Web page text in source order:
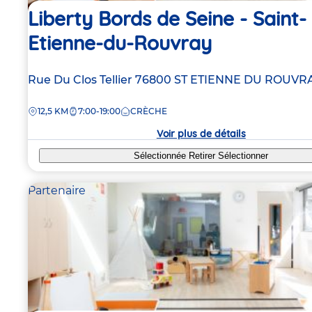
Liberty Bords de Seine - Saint-
Etienne-du-Rouvray
Adresse
la
Rue Du Clos Tellier 76800 ST ETIENNE DU
DISTANCE
12,5 KM 7:00-19:00 CRÈCHE
Voir plus de détails
Sélectionnée RetirerSélectionner
Partenaire